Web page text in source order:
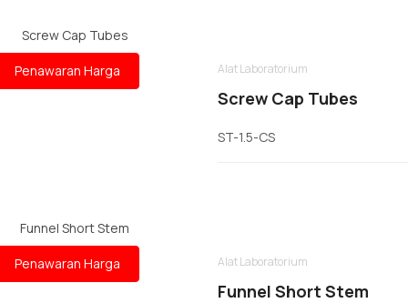
Penawaran Harga Alat Laboratorium
Screw Cap Tubes
ST-1.5-CS
Penawaran Harga Alat Laboratorium
Funnel Short Stem